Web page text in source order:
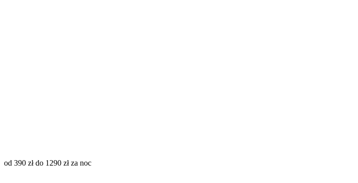
od 390 zł do 1290 zł za noc